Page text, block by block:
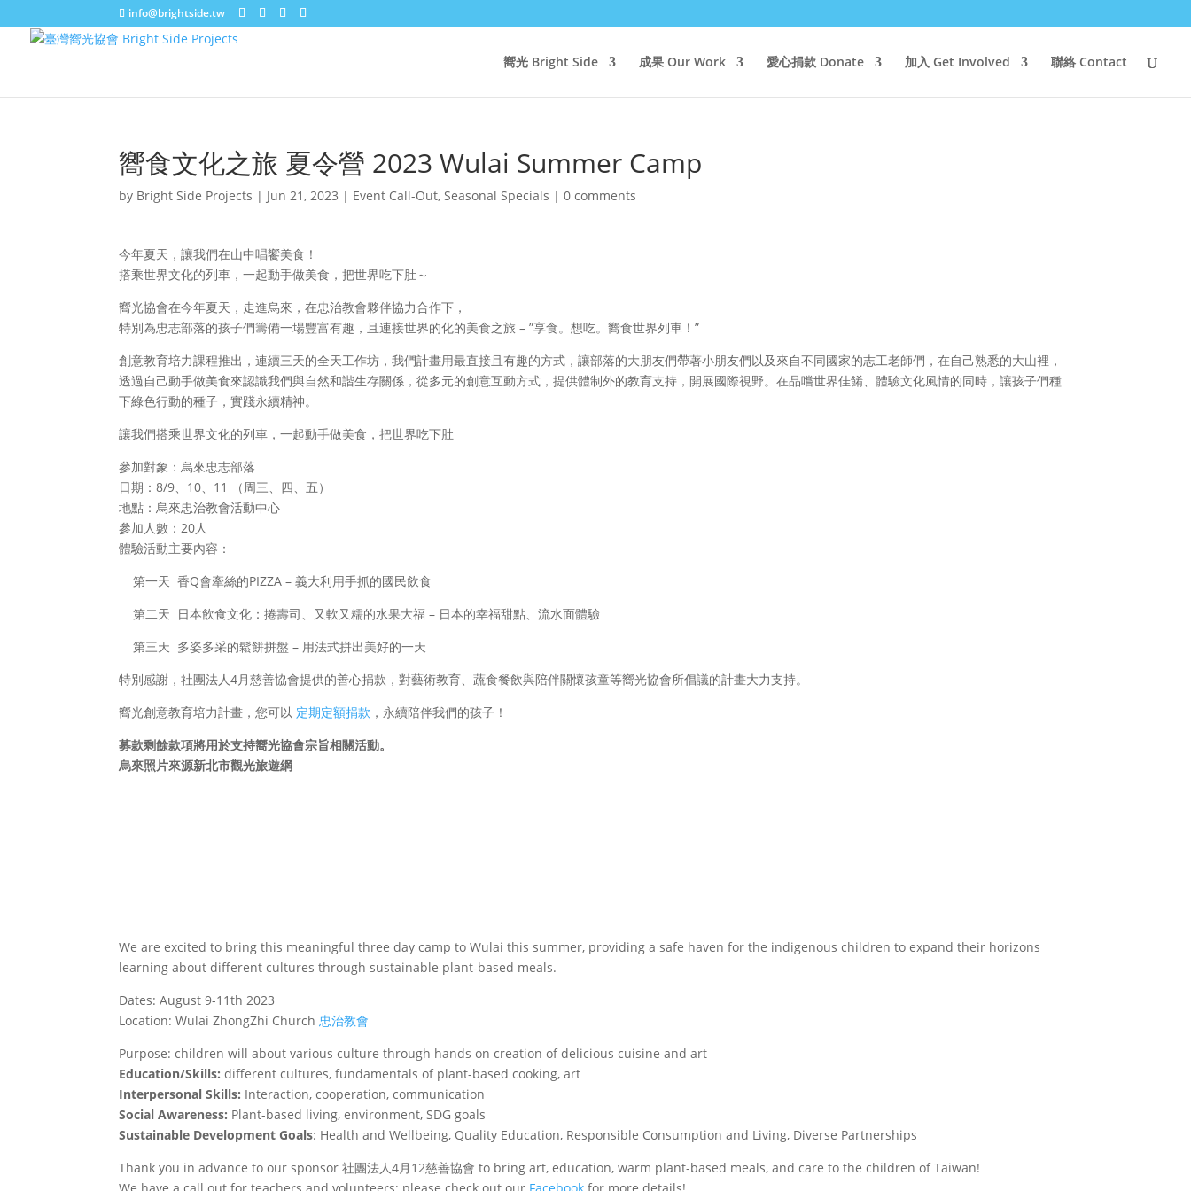
info@brightside.tw
嚮光 Bright Side 成果 Our Work 愛心捐款 Donate 加入 Get Involved 聯絡 Contact
嚮食文化之旅 夏令營 2023 Wulai Summer Camp
by Bright Side Projects | Jun 21, 2023 | Event Call-Out,Seasonal Specials |0 comments
今年夏天，讓我們在山中唱饗美食！
搭乘世界文化的列車，一起動手做美食，把世界吃下肚～
嚮光協會在今年夏天，走進烏來，在忠治教會夥伴協力合作下，
特別為忠志部落的孩子們籌備一場豐富有趣，且連接世界的化的美食之旅 – ”享食。想吃。嚮食世界列車！”
創意教育培力課程推出，連續三天的全天工作坊，我們計畫用最直接且有趣的方式，讓部落的大朋友們帶著小朋友們以及來自不同國家的志工老師們，在自己熟悉的大山裡，
透過自己動手做美食來認識我們與自然和諧生存關係，從多元的創意互動方式，提供體制外的教育支持，開展國際視野。在品嚐世界佳餚、體驗文化風情的同時，讓孩子們種
下綠色行動的種子，實踐永續精神。
讓我們搭乘世界文化的列車，一起動手做美食，把世界吃下肚
參加對象：烏來忠志部落
日期：8/9、10、11 （周三、四、五）
地點：烏來忠治教會活動中心
參加人數：20人
體驗活動主要內容：
第一天 香Q會牽絲的PIZZA – 義大利用手抓的國民飲食
第二天 日本飲食文化：捲壽司、又軟又糯的水果大福 – 日本的幸福甜點、流水面體驗
第三天 多姿多采的鬆餅拼盤 – 用法式拼出美好的一天
特別感謝，社團法人4月慈善協會提供的善心捐款，對藝術教育、蔬食餐飲與陪伴關懷孩童等嚮光協會所倡議的計畫大力支持。
嚮光創意教育培力計畫，您可以 定期定額捐款 ，永續陪伴我們的孩子！
募款剩餘款項將用於支持嚮光協會宗旨相關活動。
烏來照片來源新北市觀光旅遊網
We are excited to bring this meaningful three day camp to Wulai this summer, providing a safe haven for the indigenous children to expand their horizons
learning about different cultures through sustainable plant-based meals.
Dates: August 9-11th 2023
Location: Wulai ZhongZhi Church 忠治教會
Purpose: children will about various culture through hands on creation of delicious cuisine and art
Education/Skills: different cultures, fundamentals of plant-based cooking, art
Interpersonal Skills: Interaction, cooperation, communication
Social Awareness: Plant-based living, environment, SDG goals
Sustainable Development Goals: Health and Wellbeing, Quality Education, Responsible Consumption and Living, Diverse Partnerships
Thank you in advance to our sponsor 社團法人4月12慈善協會 to bring art, education, warm plant-based meals, and care to the children of Taiwan!
We have a call out for teachers and volunteers; please check out our Facebook for more details!